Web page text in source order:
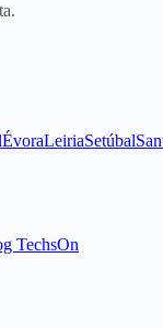
ÉvoraLeiriaSetúbal
TechsOn